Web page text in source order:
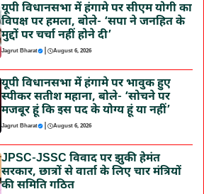
यूपी विधानसभा में हंगामे पर सीएम योगी का
विपक्ष पर हमला, बोले- ‘सपा ने जनहित के
मुद्दों पर चर्चा नहीं होने दी’
Jagrut Bharat | August 6, 2026
यूपी विधानसभा में हंगामे पर भावुक हुए
स्पीकर सतीश महाना, बोले- ‘सोचने पर
मजबूर हूं कि इस पद के योग्य हूं या नहीं’
Jagrut Bharat | August 6, 2026
JPSC-JSSC विवाद पर झुकी हेमंत
सरकार, छात्रों से वार्ता के लिए चार मंत्रियों
की समिति गठित